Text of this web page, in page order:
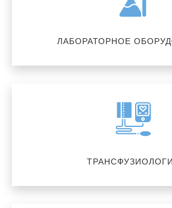
ЛАБОРАТОРНОЕ